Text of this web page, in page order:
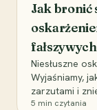
Jak bronić
Niesłuszne
Wyjaśniamy,
zarzutami i
5 min czytania